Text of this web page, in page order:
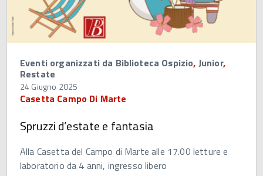
Eventi organizzati da Biblioteca Ospizio, Junior,
Restate
24 Giugno 2025
Casetta Campo Di Marte
Spruzzi d’estate e fantasia
Alla Casetta del Campo di Marte alle 17.00 letture e
laboratorio da 4 anni, ingresso libero